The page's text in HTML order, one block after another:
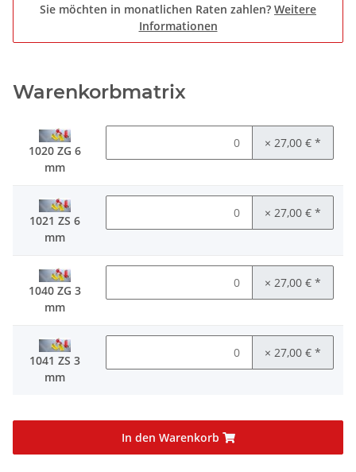
Sie möchten in monatlichen Raten zahlen? Weitere
Informationen
Warenkorbmatrix
1020 ZG 6
mm
× 27,00 € *
1021 ZS 6
mm
× 27,00 € *
1040 ZG 3
mm
× 27,00 € *
1041 ZS 3
mm
× 27,00 € *
In den Warenkorb